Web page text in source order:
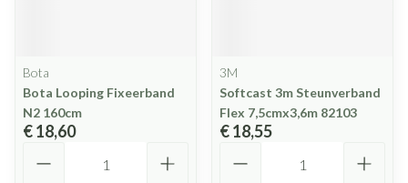
Bota
Bota Looping Fixeerband
N2 160cm
€ 18,60
3M
Softcast 3m Steunverband
Flex 7,5cmx3,6m 82103
€ 18,55